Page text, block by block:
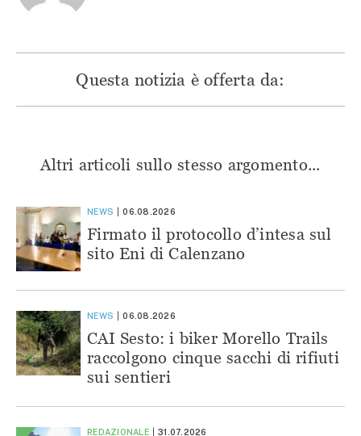
Questa notizia è offerta da:
Altri articoli sullo stesso argomento...
NEWS 06.08.2026
Firmato il protocollo d’intesa sul
sito Eni di Calenzano
NEWS 06.08.2026
CAI Sesto: i biker Morello Trails
raccolgono cinque sacchi di rifiuti
sui sentieri
REDAZIONALE 31.07.2026